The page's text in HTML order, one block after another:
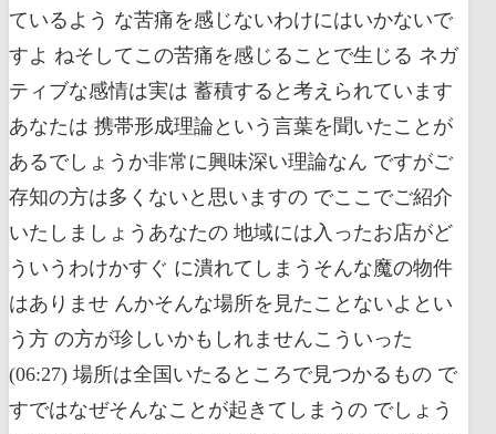
ているよう な苦痛を感じないわけにはいかないで
すよ ねそしてこの苦痛を感じることで生じる ネガ
ティブな感情は実は 蓄積すると考えられています
あなたは 携帯形成理論という言葉を聞いたことが
あるでしょうか非常に興味深い理論なん ですがご
存知の方は多くないと思いますの でここでご紹介
いたしましょうあなたの 地域には入ったお店がど
ういうわけかすぐ に潰れてしまうそんな魔の物件
はありませ んかそんな場所を見たことないよとい
う方 の方が珍しいかもしれませんこういった
(06:27) 場所は全国いたるところで見つかるもの で
すではなぜそんなことが起きてしまうの でしょう